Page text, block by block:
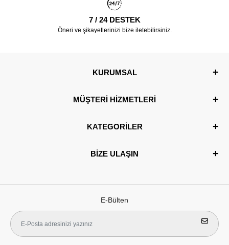
7 / 24 DESTEK
Öneri ve şikayetlerinizi bize iletebilirsiniz.
KURUMSAL
MÜŞTERİ HİZMETLERİ
KATEGORİLER
BİZE ULAŞIN
E-Bülten